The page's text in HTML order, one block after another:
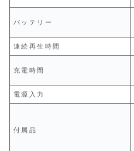
バッテリー
連続再生時間
充電時間
電源入力
付属品